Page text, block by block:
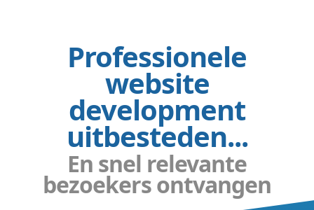
Professionele
website
development
uitbesteden...
En snel relevante
bezoekers ontvangen